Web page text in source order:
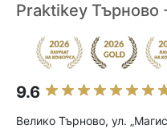
Praktikey Търново
9.6
Велико Търново, ул.